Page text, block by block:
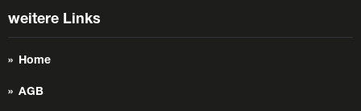
weitere Links
Home
AGB